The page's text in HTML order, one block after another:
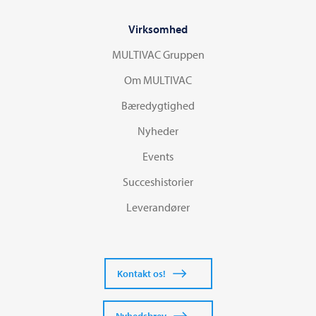
Virksomhed
MULTIVAC Gruppen
Om MULTIVAC
Bæredygtighed
Nyheder
Events
Succeshistorier
Leverandører
Kontakt os!